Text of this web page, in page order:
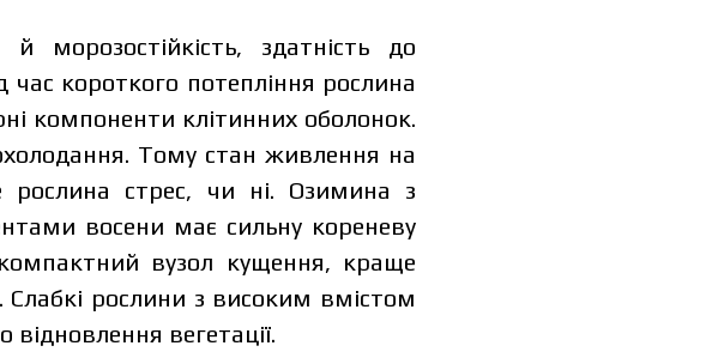
здатність до
час короткого потепління рослина
компоненти клітинних оболонок.
Тому стан живлення на
стрес, чи ні. Озимина з
восени має сильну кореневу
вузол кущення, краще
Слабкі рослини з високим вмістом
вегетації.
protection policy.
Download catalog